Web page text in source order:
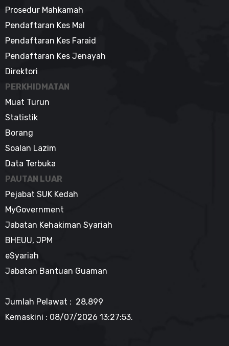
Prosedur Mahkamah
Pendaftaran Kes Mal
Pendaftaran Kes Faraid
Pendaftaran Kes Jenayah
Direktori
PERKHIDMATAN
Muat Turun
Statistik
Borang
Soalan Lazim
Data Terbuka
PAUTAN LUAR
Pejabat SUK Kedah
MyGovernment
Jabatan Kehakiman Syariah
BHEUU, JPM
eSyariah
Jabatan Bantuan Guaman
Jumlah Pelawat : 28,899
Kemaskini : 08/07/2026 13:27:53.